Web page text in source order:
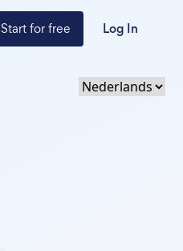
Start for free Log In